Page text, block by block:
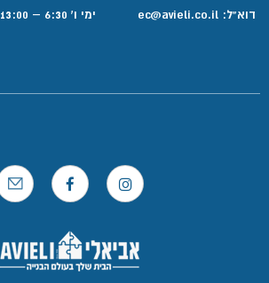
דוא”ל:
ימי ו' 6:30 – 13:00